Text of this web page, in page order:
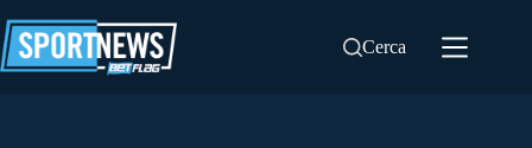
al
contenuto
Cerca